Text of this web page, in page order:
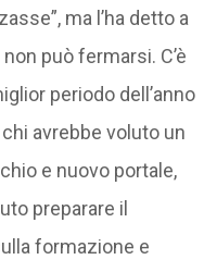
ma l’ha detto a
può fermarsi. C’è
periodo dell’anno
avrebbe voluto un
e nuovo portale,
preparare il
formazione e